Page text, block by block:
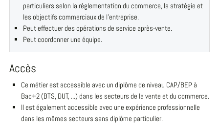
particuliers selon la réglementation du commerce, la stratégie et
les objectifs commerciaux de l'entreprise.
Peut effectuer des opérations de service après-vente.
Peut coordonner une équipe.
Accès
Ce métier est accessible avec un diplôme de niveau CAP/BEP à
Bac+2 (BTS, DUT, ...) dans les secteurs de la vente et du commerce.
Il est également accessible avec une expérience professionnelle
dans les mêmes secteurs sans diplôme particulier.